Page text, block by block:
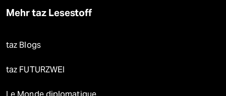
Mehr taz Lesestoff
taz Blogs
taz FUTURZWEI